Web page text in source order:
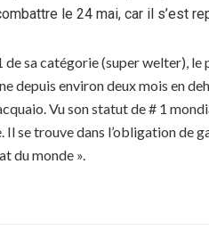
le 24 mai, car il s’est
sa catégorie (super welter), le
depuis environ deux mois en
Vu son statut de # 1
se trouve dans l’obligation de
du monde ».